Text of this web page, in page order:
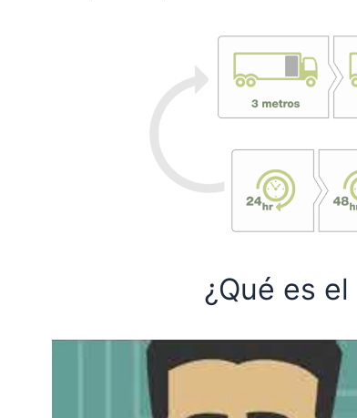
¿Qué es